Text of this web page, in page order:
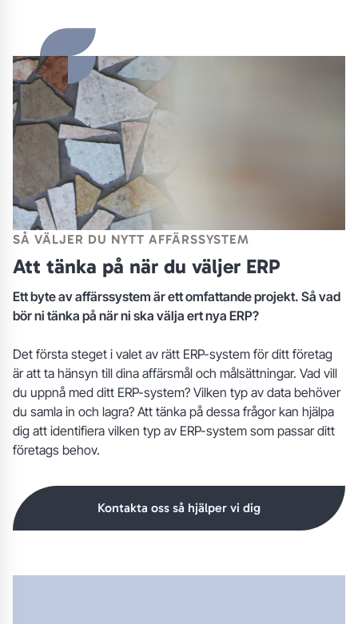
SÅ VÄLJER DU NYTT AFFÄRSSYSTEM
Att tänka på när du väljer ERP
Ett byte av affärssystem är ett omfattande projekt. Så vad
bör ni tänka på när ni ska välja ert nya ERP?
Det första steget i valet av rätt ERP-system för ditt företag
är att ta hänsyn till dina affärsmål och målsättningar. Vad vill
du uppnå med ditt ERP-system? Vilken typ av data behöver
du samla in och lagra? Att tänka på dessa frågor kan hjälpa
dig att identifiera vilken typ av ERP-system som passar ditt
företags behov.
Kontakta oss så hjälper vi dig